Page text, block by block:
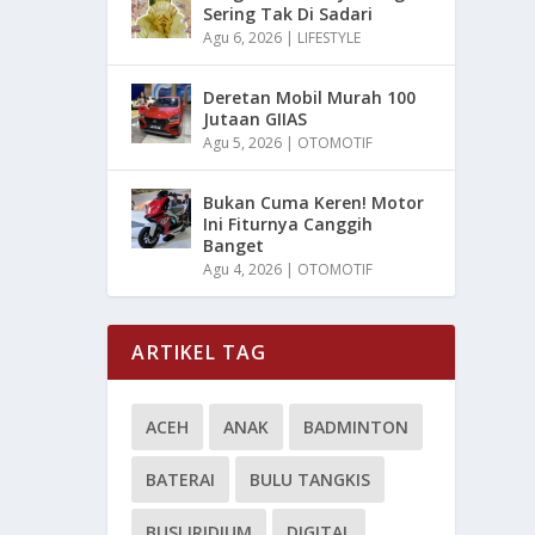
Sering Tak Di Sadari
Agu 6, 2026 | LIFESTYLE
Deretan Mobil Murah 100
Jutaan GIIAS
Agu 5, 2026 | OTOMOTIF
Bukan Cuma Keren! Motor
Ini Fiturnya Canggih
Banget
Agu 4, 2026 | OTOMOTIF
ARTIKEL TAG
ACEH ANAK BADMINTON
BATERAI BULU TANGKIS